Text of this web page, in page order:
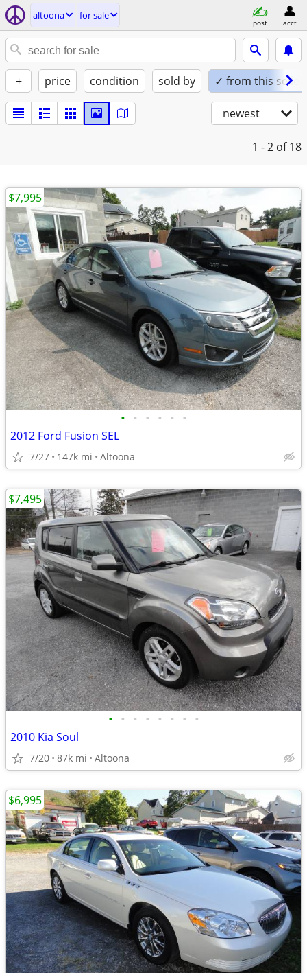
altoona for sale
post acct
+ price condition sold by ✓ from this seller
newest
1 - 2 of 18
• • • • • •
2012 Ford Fusion SEL
7/27 147k mi Altoona
$7,995
• • • • • • • •
2010 Kia Soul
7/20 87k mi Altoona
$7,495
$6,995